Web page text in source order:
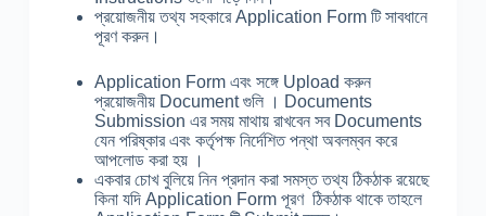
প্রয়োজনীয় তথ্য সহকারে Application Form টি সাবধানে
পূরণ করুন।
Application Form এবং সঙ্গে Upload করুন
প্রয়োজনীয় Document গুলি । Documents
Submission এর সময় মাথায় রাখবেন সব Documents
যেন পরিষ্কার এবং কর্তৃপক্ষ নির্দেশিত পন্থা অবলম্বন করে
আপলোড করা হয় ।
একবার চোখ বুলিয়ে নিন প্রদান করা সমস্ত তথ্য ঠিকঠাক রয়েছে
কিনা যদি Application Form পূরণ ঠিকঠাক থাকে তাহলে